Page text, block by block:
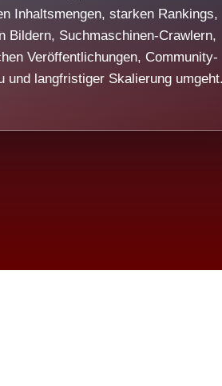
Inhaltsmengen, starken Rankings,
Bildern, Suchmaschinen-Crawlern,
Veröffentlichungen, Community-
und langfristiger Skalierung umgeht.